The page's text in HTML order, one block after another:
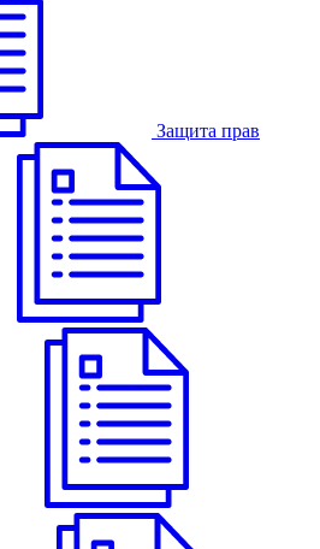
Защита прав